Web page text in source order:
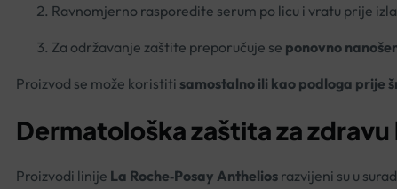
Ravnomjerno rasporedite serum po licu i vratu prije
Za održavanje zaštite preporučuje se ponovno
Proizvod se može koristiti samostalno ili kao podloga prije
Dermatološka zaštita za zdravu
Proizvodi linije La Roche‑Posay Anthelios razvijeni su u